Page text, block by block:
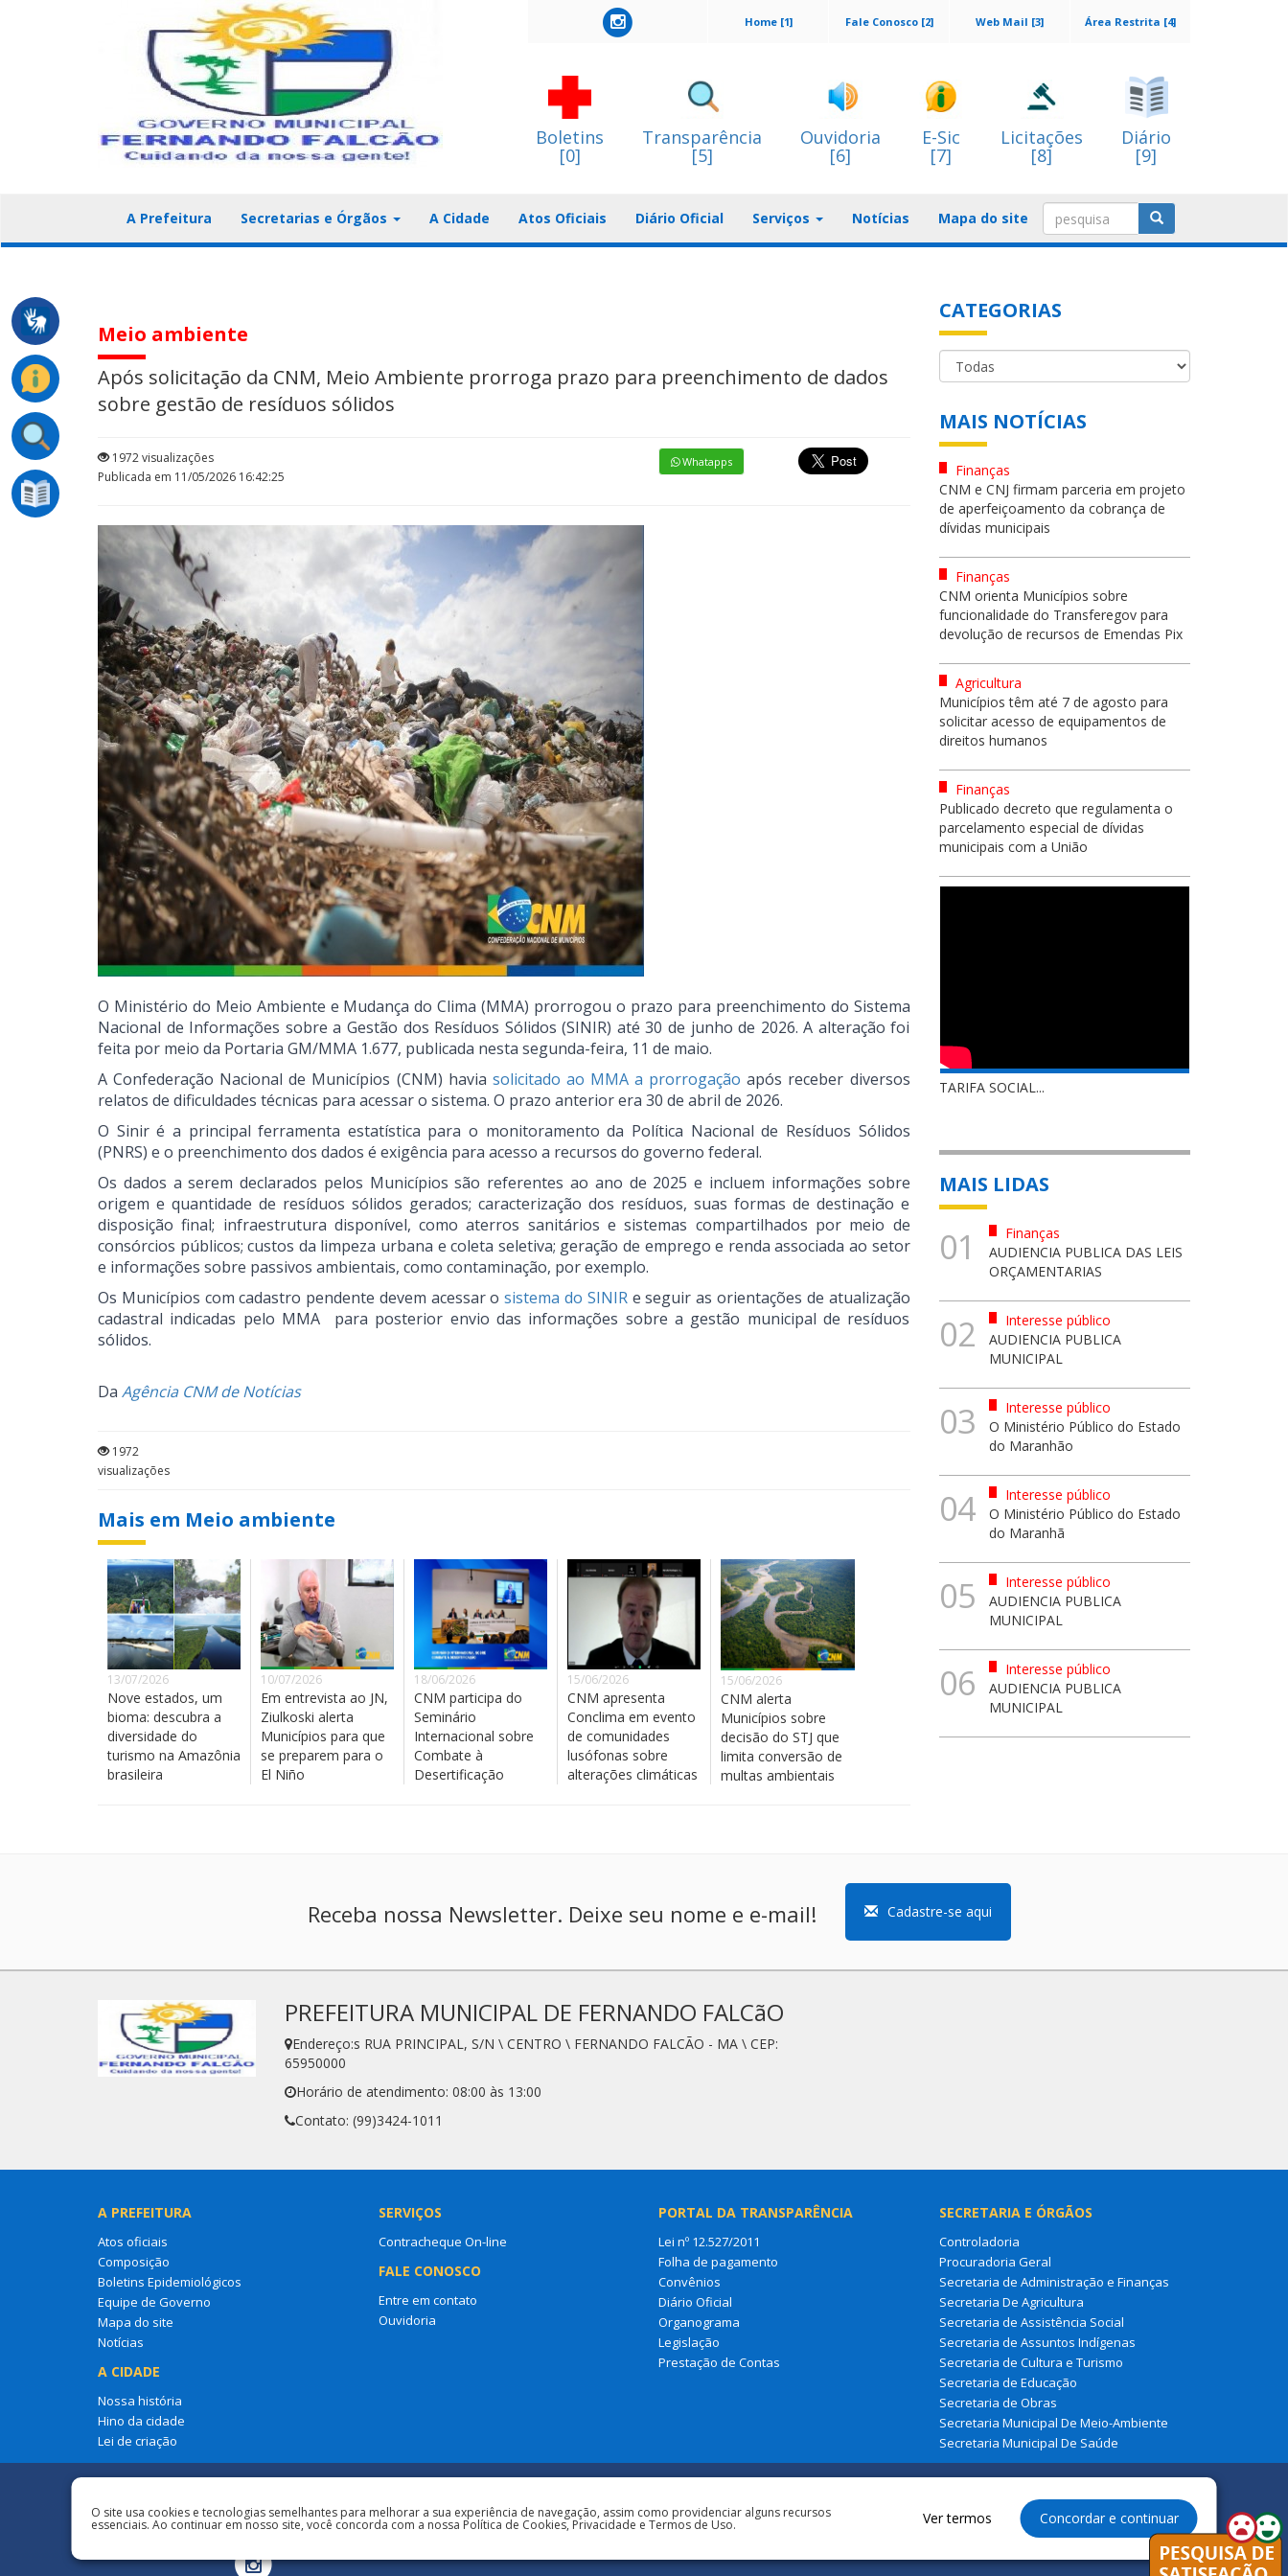
Área Restrita [4]
Web Mail [3]
Fale Conosco [2]
Home [1]
Boletins
[0]
Transparência
[5]
Ouvidoria
[6]
E-Sic
[7]
Licitações
[8]
Diário
[9]
A Prefeitura Secretarias e Órgãos A Cidade Atos Oficiais Diário Oficial Serviços Notícias Mapa do site
Meio ambiente
Após solicitação da CNM, Meio Ambiente prorroga prazo para preenchimento de dados
sobre gestão de resíduos sólidos
1972 visualizações
Publicada em 11/05/2026 16:42:25
Whatapps
O Ministério do Meio Ambiente e Mudança do Clima (MMA) prorrogou o prazo para preenchimento do Sistema
Nacional de Informações sobre a Gestão dos Resíduos Sólidos (SINIR) até 30 de junho de 2026. A alteração foi
feita por meio da Portaria GM/MMA 1.677, publicada nesta segunda-feira, 11 de maio.
A Confederação Nacional de Municípios (CNM) havia solicitado ao MMA a prorrogação após receber diversos
relatos de dificuldades técnicas para acessar o sistema. O prazo anterior era 30 de abril de 2026.
O Sinir é a principal ferramenta estatística para o monitoramento da Política Nacional de Resíduos Sólidos
(PNRS) e o preenchimento dos dados é exigência para acesso a recursos do governo federal.
Os dados a serem declarados pelos Municípios são referentes ao ano de 2025 e incluem informações sobre
origem e quantidade de resíduos sólidos gerados; caracterização dos resíduos, suas formas de destinação e
disposição final; infraestrutura disponível, como aterros sanitários e sistemas compartilhados por meio de
consórcios públicos; custos da limpeza urbana e coleta seletiva; geração de emprego e renda associada ao setor
e informações sobre passivos ambientais, como contaminação, por exemplo.
Os Municípios com cadastro pendente devem acessar osistema do SINIRe seguir as orientações de atualização
cadastral indicadas pelo MMA para posterior envio das informações sobre a gestão municipal de resíduos
sólidos.
Da Agência CNM de Notícias
1972
visualizações
Mais em Meio ambiente
13/07/2026
Nove estados, um
bioma: descubra a
diversidade do
turismo na Amazônia
brasileira
10/07/2026
Em entrevista ao JN,
Ziulkoski alerta
Municípios para que
se preparem para o
El Niño
18/06/2026
CNM participa do
Seminário
Internacional sobre
Combate à
Desertificação
15/06/2026
CNM apresenta
Conclima em evento
de comunidades
lusófonas sobre
alterações climáticas
15/06/2026
CNM alerta
Municípios sobre
decisão do STJ que
limita conversão de
multas ambientais
CATEGORIAS
MAIS NOTÍCIAS
Finanças
CNM e CNJ firmam parceria em projeto
de aperfeiçoamento da cobrança de
dívidas municipais
Finanças
CNM orienta Municípios sobre
funcionalidade do Transferegov para
devolução de recursos de Emendas Pix
Agricultura
Municípios têm até 7 de agosto para
solicitar acesso de equipamentos de
direitos humanos
Finanças
Publicado decreto que regulamenta o
parcelamento especial de dívidas
municipais com a União
TARIFA SOCIAL...
MAIS LIDAS
01
Finanças
AUDIENCIA PUBLICA DAS LEIS
ORÇAMENTARIAS
02
Interesse público
AUDIENCIA PUBLICA
MUNICIPAL
03
Interesse público
O Ministério Público do Estado
do Maranhão
04
Interesse público
O Ministério Público do Estado
do Maranhã
05
Interesse público
AUDIENCIA PUBLICA
MUNICIPAL
06
Interesse público
AUDIENCIA PUBLICA
MUNICIPAL
Receba nossa Newsletter. Deixe seu nome e e-mail! Cadastre-se aqui
PREFEITURA MUNICIPAL DE FERNANDO FALCãO
Endereço:s RUA PRINCIPAL, S/N \ CENTRO \ FERNANDO FALCÃO - MA \ CEP:
65950000
Horário de atendimento: 08:00 às 13:00
Contato: (99)3424-1011
A PREFEITURA
Atos oficiais
Composição
Boletins Epidemiológicos
Equipe de Governo
Mapa do site
Notícias
A CIDADE
Nossa história
Hino da cidade
Lei de criação
SERVIÇOS
Contracheque On-line
FALE CONOSCO
Entre em contato
Ouvidoria
PORTAL DA TRANSPARÊNCIA
Lei nº 12.527/2011
Folha de pagamento
Convênios
Diário Oficial
Organograma
Legislação
Prestação de Contas
SECRETARIA E ÓRGÃOS
Controladoria
Procuradoria Geral
Secretaria de Administração e Finanças
Secretaria De Agricultura
Secretaria de Assistência Social
Secretaria de Assuntos Indígenas
Secretaria de Cultura e Turismo
Secretaria de Educação
Secretaria de Obras
Secretaria Municipal De Meio-Ambiente
Secretaria Municipal De Saúde
Redes Sociais Todos os direitos reservados à Prefeitura Municipal de Fernando Falcão
O site usa cookies e tecnologias semelhantes para melhorar a sua experiência de navegação, assim como providenciar alguns recursos
essenciais. Ao continuar em nosso site, você concorda com a nossa Política de Cookies, Privacidade e Termos de Uso. Ver termos Concordar e continuar